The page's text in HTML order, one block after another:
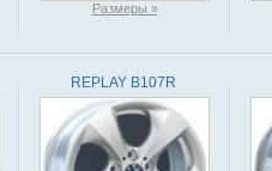
Размеры »
REPLAY B107R